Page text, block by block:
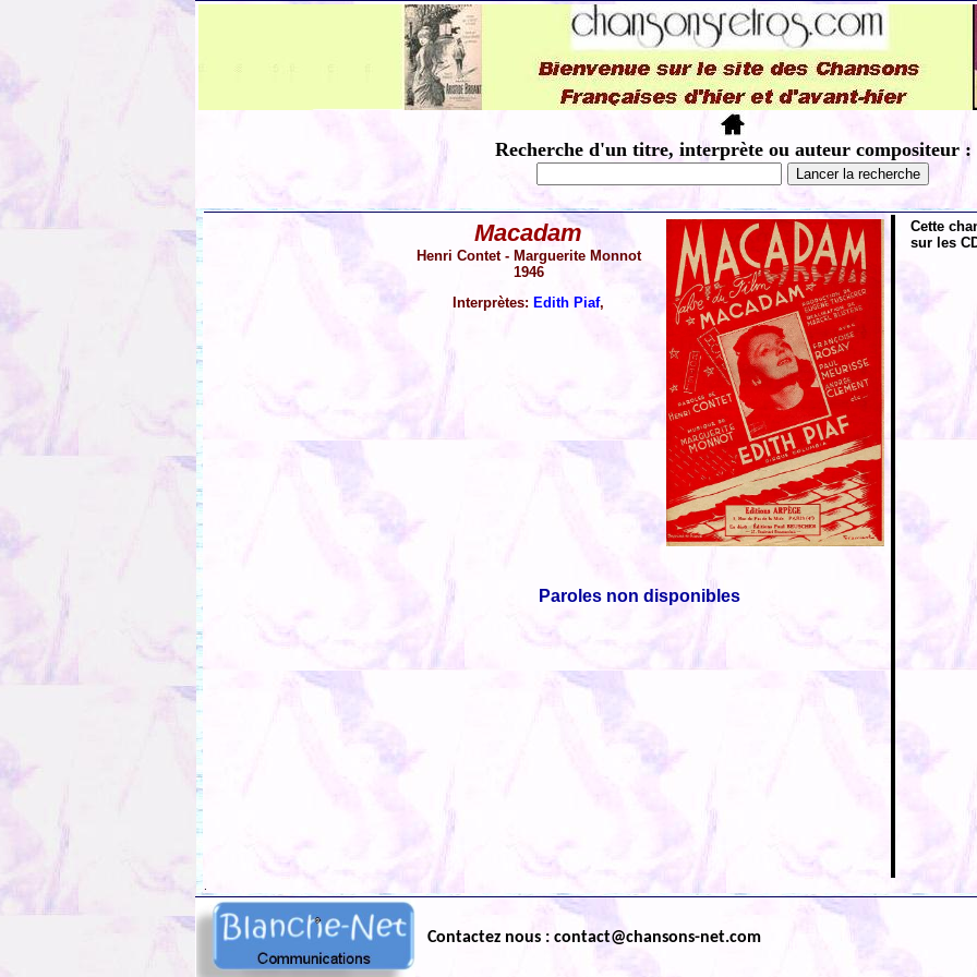
Recherche d'un titre, interprète ou auteur compositeur :
Macadam
Henri Contet - Marguerite Monnot
1946
Interprètes: Edith Piaf,
Paroles non disponibles
Cette
sur les
Contactez nous : contact@chansons-net.com